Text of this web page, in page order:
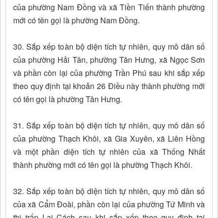
của phường Nam Đồng và xã Tiền Tiến thành phường
mới có tên gọi là phường Nam Đồng.
30. Sắp xếp toàn bộ diện tích tự nhiên, quy mô dân số
của phường Hải Tân, phường Tân Hưng, xã Ngọc Sơn
và phần còn lại của phường Trần Phú sau khi sắp xếp
theo quy định tại khoản 26 Điều này thành phường mới
có tên gọi là phường Tân Hưng.
31. Sắp xếp toàn bộ diện tích tự nhiên, quy mô dân số
của phường Thạch Khôi, xã Gia Xuyên, xã Liên Hồng
và một phần diện tích tự nhiên của xã Thống Nhất
thành phường mới có tên gọi là phường Thạch Khôi.
32. Sắp xếp toàn bộ diện tích tự nhiên, quy mô dân số
của xã Cẩm Đoài, phần còn lại của phường Tứ Minh và